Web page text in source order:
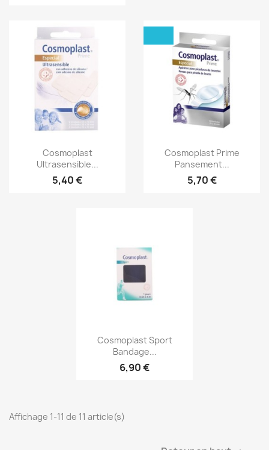
Aperçu rapide
Cosmoplast
Ultrasensible...
5,40 €
Aperçu rapide
Cosmoplast Prime
Pansement...
5,70 €
Aperçu rapide
Cosmoplast Sport
Bandage...
6,90 €
Affichage 1-11 de 11 article(s)